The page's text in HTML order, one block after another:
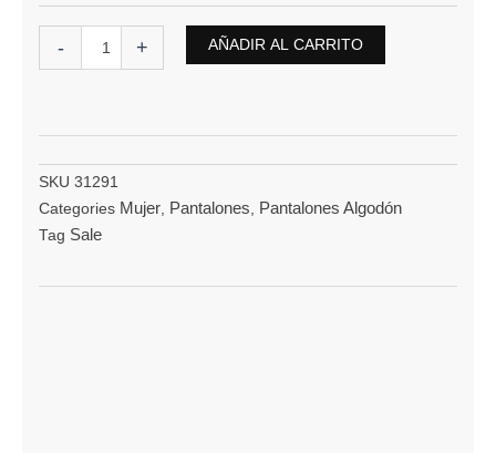
-
Para
cantidad
+ AÑADIR AL CARRITO
SKU 31291
Categories Mujer Pantalones Pantalones Algodón
Tag Sale